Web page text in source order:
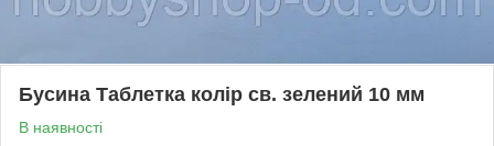
Бусина Таблетка колір св. зелений 10 мм
В наявності